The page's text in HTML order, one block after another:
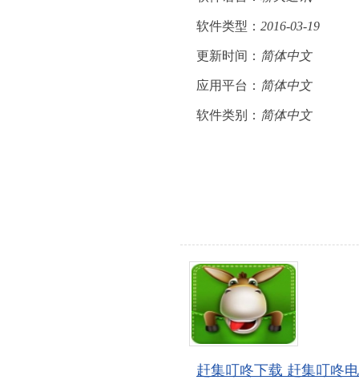
软件类型： 2016-03-19
更新时间： 简体中文
应用平台： 简体中文
软件类别： 简体中文
赶集叮咚下载 赶集叮咚